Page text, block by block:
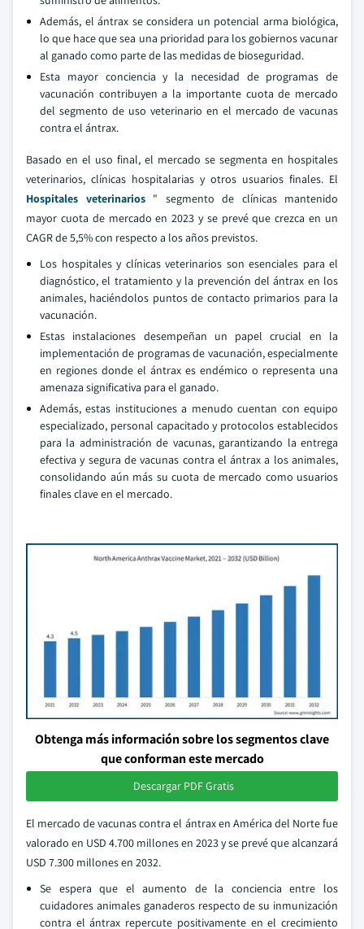
Además, el ántrax se considera un potencial arma biológica,
lo que hace que sea una prioridad para los gobiernos vacunar
al ganado como parte de las medidas de bioseguridad.
Esta mayor conciencia y la necesidad de programas de
vacunación contribuyen a la importante cuota de mercado
del segmento de uso veterinario en el mercado de vacunas
contra el ántrax.
Basado en el uso final, el mercado se segmenta en hospitales
veterinarios, clínicas hospitalarias y otros usuarios finales. El
Hospitales veterinarios" segmento de clínicas mantenido
mayor cuota de mercado en 2023 y se prevé que crezca en un
CAGR de 5,5% con respecto a los años previstos.
Los hospitales y clínicas veterinarios son esenciales para el
diagnóstico, el tratamiento y la prevención del ántrax en los
animales, haciéndolos puntos de contacto primarios para la
vacunación.
Estas instalaciones desempeñan un papel crucial en la
implementación de programas de vacunación, especialmente
en regiones donde el ántrax es endémico o representa una
amenaza significativa para el ganado.
Además, estas instituciones a menudo cuentan con equipo
especializado, personal capacitado y protocolos establecidos
para la administración de vacunas, garantizando la entrega
efectiva y segura de vacunas contra el ántrax a los animales,
consolidando aún más su cuota de mercado como usuarios
finales clave en el mercado.
Obtenga más información sobre los segmentos clave
que conforman este mercado
Descargar PDF Gratis
El mercado de vacunas contra el ántrax en América del Norte fue
valorado en USD 4.700 millones en 2023 y se prevé que alcanzará
USD 7.300 millones en 2032.
Se espera que el aumento de la conciencia entre los
cuidadores animales ganaderos respecto de su inmunización
contra el ántrax repercute positivamente en el crecimiento